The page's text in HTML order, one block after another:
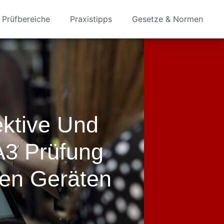
Prüfbereiche Praxistipps Gesetze & Normen
Und
Prüfung
Geräten